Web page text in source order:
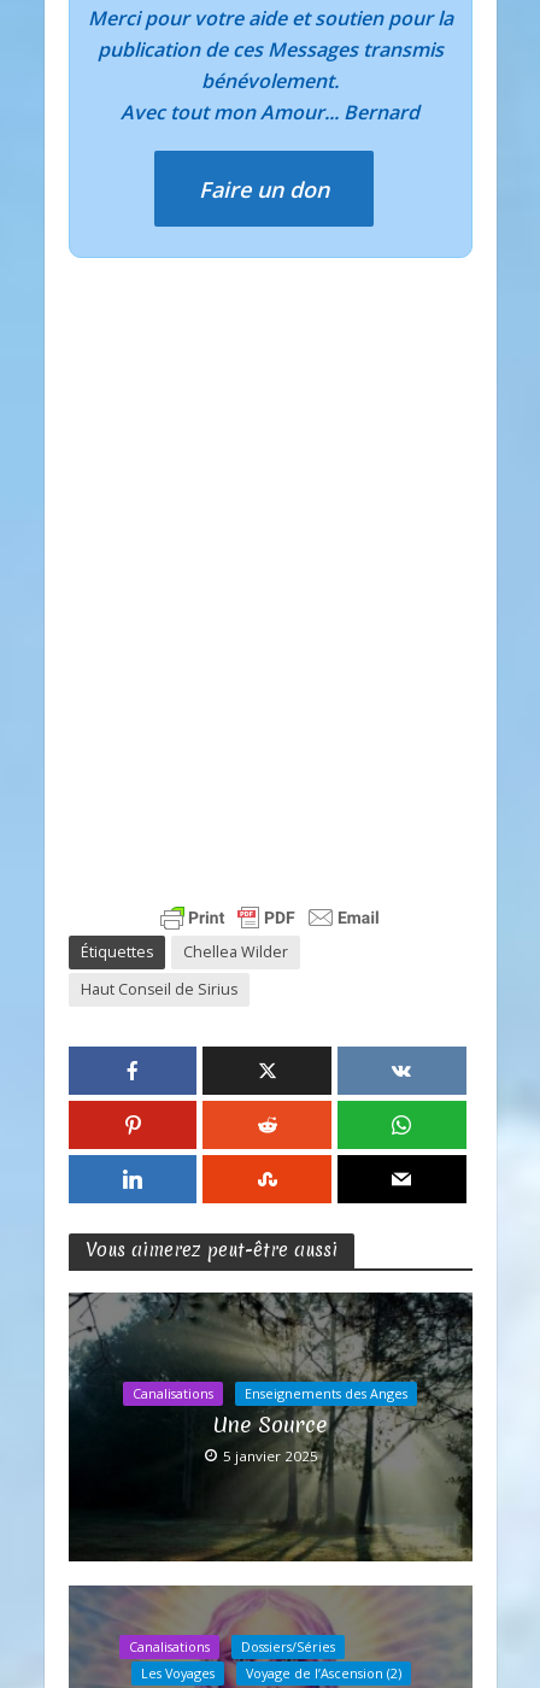
Merci pour votre aide et soutien pour la
publication de ces Messages transmis
bénévolement.
Avec tout mon Amour... Bernard
Faire un don
Étiquettes
Chellea Wilder
Haut Conseil de Sirius
Vous aimerez peut-être aussi
Canalisations Enseignements des Anges
Une Source
5 janvier 2025
Canalisations
Dossiers/Séries
Les Voyages
Voyage de l’Ascension (2)